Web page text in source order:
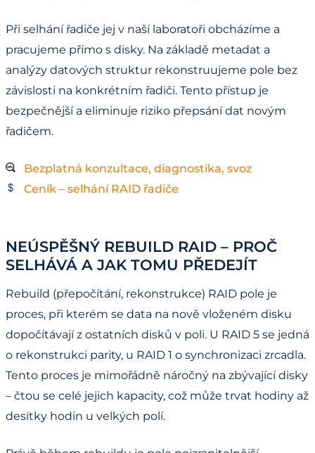
Při selhání řadiče jej v naší laboratoři obcházíme a
pracujeme přímo s disky. Na základě metadat a
analýzy datových struktur rekonstruujeme pole bez
závislosti na konkrétním řadiči. Tento přístup je
bezpečnější a eliminuje riziko přepsání dat novým
řadičem.
Bezplatná konzultace, diagnostika, svoz
Ceník – selhání RAID řadiče
NEÚSPĚŠNÝ REBUILD RAID – PROČ
SELHÁVÁ A JAK TOMU PŘEDEJÍT
Rebuild (přepočítání, rekonstrukce) RAID pole je
proces, při kterém se data na nově vloženém disku
dopočítávají z ostatních disků v poli. U RAID 5 se jedná
o rekonstrukci parity, u RAID 1 o synchronizaci zrcadla.
Tento proces je mimořádně náročný na zbývající disky
– čtou se celé jejich kapacity, což může trvat hodiny až
desítky hodin u velkých polí.